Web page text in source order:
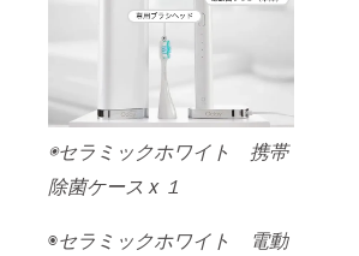
◉セラミックホワイト 携帯
除菌ケース x １
◉セラミックホワイト 電動